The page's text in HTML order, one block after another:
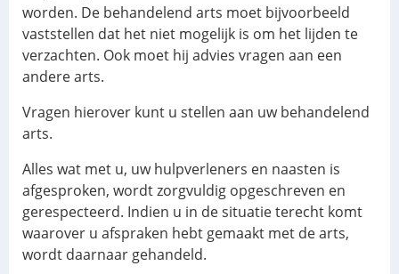
worden. De behandelend arts moet bijvoorbeeld
vaststellen dat het niet mogelijk is om het lijden te
verzachten. Ook moet hij advies vragen aan een
andere arts.
Vragen hierover kunt u stellen aan uw behandelend
arts.
Alles wat met u, uw hulpverleners en naasten is
afgesproken, wordt zorgvuldig opgeschreven en
gerespecteerd. Indien u in de situatie terecht komt
waarover u afspraken hebt gemaakt met de arts,
wordt daarnaar gehandeld.